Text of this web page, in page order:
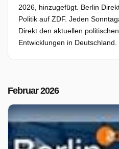
2026, hinzugefügt. Berlin
Politik auf ZDF. Jeden
Direkt den aktuellen
Entwicklungen in Deutschland.
Februar 2026